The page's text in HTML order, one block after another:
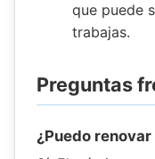
que puede
trabajas.
Preguntas
¿Puedo